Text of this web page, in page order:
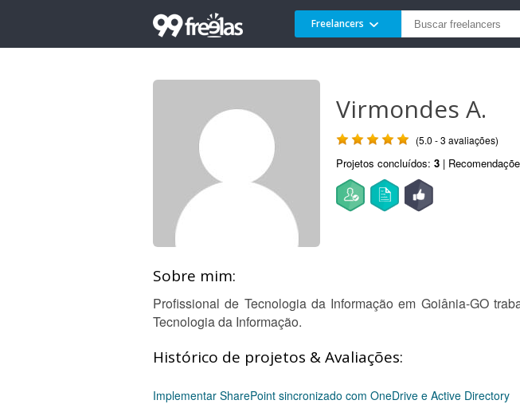
Freelancers
Virmondes A.
(5.0 - 3 avaliações)
Projetos concluídos: 3 |
Sobre mim:
Profissional de Tecnologia da Informação em Goiânia-GO
Tecnologia da Informação.
Histórico de projetos & Avaliações:
Implementar SharePoint sincronizado com OneDrive e Active Directory